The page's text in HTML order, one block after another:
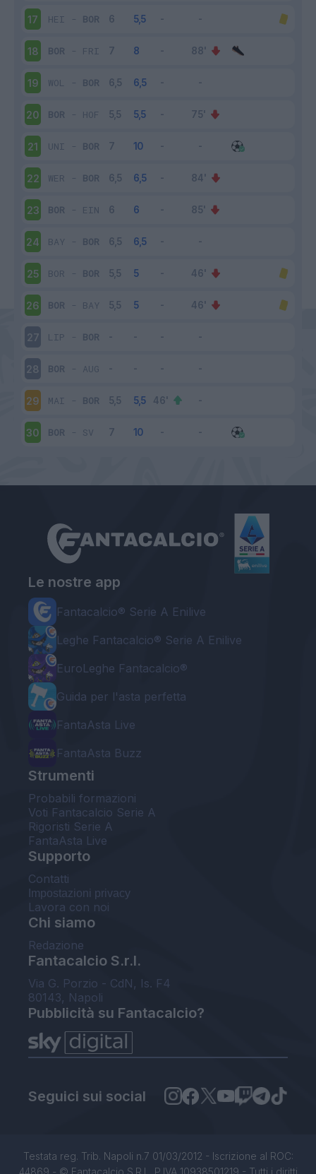
17 HEI - BOR
18 BOR - FRI
19 WOL - BOR
20 BOR - HOF
21 UNI - BOR
22 WER - BOR
23 BOR - EIN
24 BAY - BOR
25 BOR - BOR
26 BOR - BAY
27 LIP - BOR
28 BOR - AUG
29 MAI - BOR
30 BOR - SV
Le nostre app
Fantacalcio® Serie A Enilive
Leghe Fantacalcio® Serie A Enilive
EuroLeghe Fantacalcio®
Guida per l'asta perfetta
FantaAsta Live
FantaAsta Buzz
Strumenti
Probabili formazioni
Voti Fantacalcio Serie A
Rigoristi Serie A
FantaAsta Live
Supporto
Contatti
Impostazioni privacy
Lavora con noi
Chi siamo
Redazione
Fantacalcio S.r.l.
Via G. Porzio - CdN, Is. F4
80143, Napoli
Pubblicità su Fantacalcio?
Seguici sui social
Testata reg. Trib. Napoli n.7 01/03/2012 - Iscrizione al ROC:
44869 - © Fantacalcio S.R.L. P.IVA 10938501219 - Tutti i diritti